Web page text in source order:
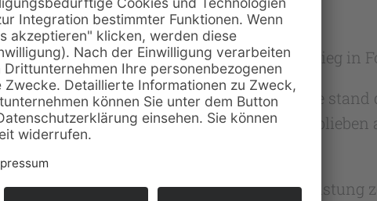
am Ende knapp und feiert den fünften Sieg in
Tor zum 1:1 durch Tom Lüder. In der Folge
einem klaren Sieg aus. Die Oldenburger
Betten, der seine bisher beste Saisonleistung